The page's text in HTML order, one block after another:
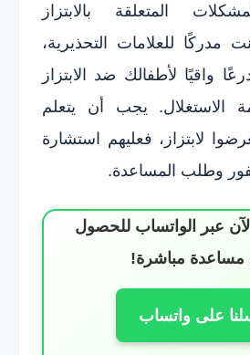
المتعلقة بالابتزاز
مدركًا للعلامات التحذيرية،
واقيًا لأطفالك ضد الابتزاز
الاستغلال. يجب أن يتعلم
لابتزاز، فعليهم استشارة
وطلب المساعدة.
عبر الواتساب للحصول
مساعدة مباشرة!
على واتساب